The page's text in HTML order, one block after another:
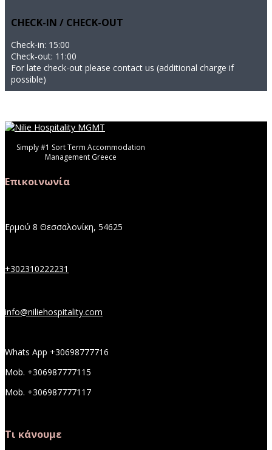
CHECK-IN / CHECK-OUT
Check-in: 15:00
Check-out: 11:00
For late check-out please contact us (additional charge if
possible)
Simply #1 Sort Term Accommodation
Management Greece
Επικοινωνία
Ερμού 8 Θεσσαλονίκη, 54625
+302310222231
info@niliehospitality.com
Whats App +30698777716
Mob. +306987777115
Mob. +306987777117
Τι κάνουμε